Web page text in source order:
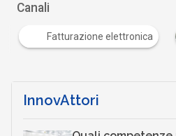
Canali
Fatturazione elettronica
InnovAttori